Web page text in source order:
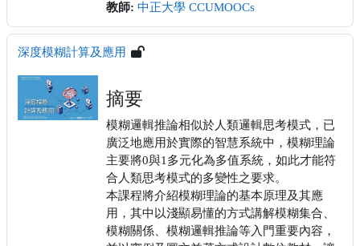
教師: 中正大學 CCUMOOCs
深度模糊計算及應用
摘要
模糊邏輯推論相似於人類邏輯思考模式，已
廣泛地應用於實際的智慧系統中，模糊理論
主要將0與1多元化為多值系統，如此才能符
合人類思考模式的多變性之要求。
本課程將介紹模糊理論的基本原理及其應
用，其中以淺顯易懂的方式講解模糊集合、
模糊關係、模糊邏輯推論等入門重要內容，